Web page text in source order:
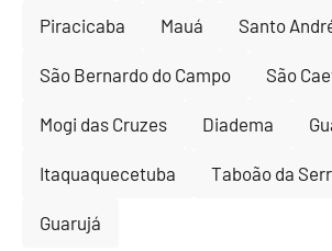
Piracicaba Mauá Santo
São Bernardo do Campo São
Mogi das Cruzes Diadema
Itaquaquecetuba Taboão da
Guarujá